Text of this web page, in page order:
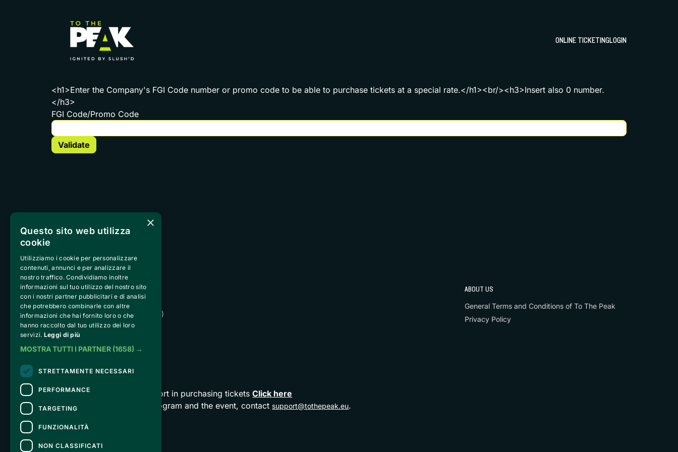
ONLINE TICKETINGLOGIN
<h1>Enter the Company's FGI Code number or promo code to be able to purchase tickets at a special rate.</h1><br/><h3>Insert also 0 number.
</h3>
FGI Code/Promo Code
Peakstart Solutions Srl
Strada de Sen Jan 21, San
Giovanni di Fassa, 38036 (TN)
VAT IT02740890229
peakstartsolutions@pecodc.it
ABOUT US
General Terms and Conditions of To The Peak
Privacy Policy
For information and support in purchasing ticketsClick here
For information on the program and the event, contact support@tothepeak.eu.
×
Questo sito web utilizza
cookie
Utilizziamo i cookie per personalizzare
contenuti, annunci e per analizzare il
nostro traffico. Condividiamo inoltre
informazioni sul tuo utilizzo del nostro sito
con i nostri partner pubblicitari e di analisi
che potrebbero combinarle con altre
informazioni che hai fornito loro o che
hanno raccolto dal tuo utilizzo dei loro
servizi. Leggi di più
MOSTRA TUTTI I PARTNER (1658) →
STRETTAMENTE NECESSARI
PERFORMANCE
TARGETING
FUNZIONALITÀ
NON CLASSIFICATI